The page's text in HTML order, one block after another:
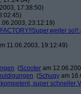
17:38:50)
23:12:19)
11.06.2003, 19:12:49)
(Scooter am
(Schugy am
super schneller